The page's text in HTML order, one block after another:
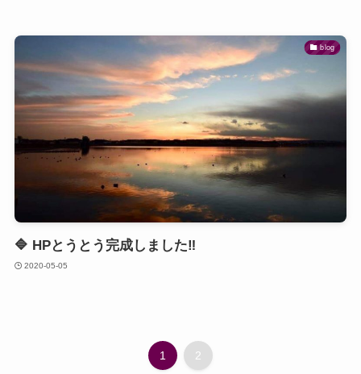
blog
🔷 HPとうとう完成しました‼️
2020-05-05
1 2